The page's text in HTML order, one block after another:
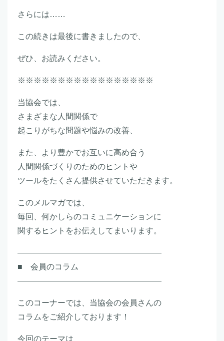
さらには……
この続きは最後に書きましたので、
ぜひ、お読みください。
※※※※※※※※※※※※※※※※※
当協会では、
さまざまな人間関係で
起こりがちな問題や悩みの改善、
また、より豊かでお互いに高め合う
人間関係づくりのためのヒントや
ツールをたくさん提供させていただきます。
このメルマガでは、
毎回、何かしらのコミュニケーションに
関するヒントをお伝えしてまいります。
――――――――――――――――――
■ 会員のコラム
――――――――――――――――――
このコーナーでは、当協会の会員さんの
コラムをご紹介しております！
今回のテーマは